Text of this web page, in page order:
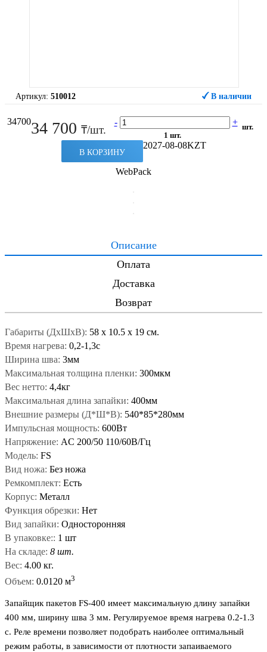
Артикул: 510012 В наличии
3470034 700 ₸/шт.
- +
1 шт.
шт.
В КОРЗИНУ
2027-08-08KZT
WebPack
Описание
Оплата
Доставка
Возврат
Габариты (ДxШxВ): 58 x 10.5 x 19 см.
Время нагрева: 0,2-1,3с
Ширина шва: 3мм
Максимальная толщина пленки: 300мкм
Вес нетто: 4,4кг
Максимальная длина запайки: 400мм
Внешние размеры (Д*Ш*В): 540*85*280мм
Импульсная мощность: 600Вт
Напряжение: AC 200/50 110/60В/Гц
Модель: FS
Вид ножа: Без ножа
Ремкомплект: Есть
Корпус: Металл
Функция обрезки: Нет
Вид запайки: Односторонняя
В упаковке:: 1 шт
На складе: 8 шт.
Вес: 4.00 кг.
Объем: 0.0120 м3
Запайщик пакетов FS-400 имеет максимальную длину запайки
400 мм, ширину шва 3 мм. Регулируемое время нагрева 0.2-1.3
с. Реле времени позволяет подобрать наиболее оптимальный
режим работы, в зависимости от плотности запаиваемого